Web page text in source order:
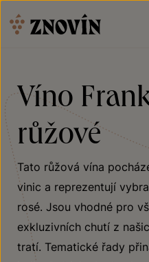
Víno
růžové
Tato růžová vína
vinic a reprezentují
rosé. Jsou vhodné pro
exkluzivních chutí z
tratí. Tematické řady